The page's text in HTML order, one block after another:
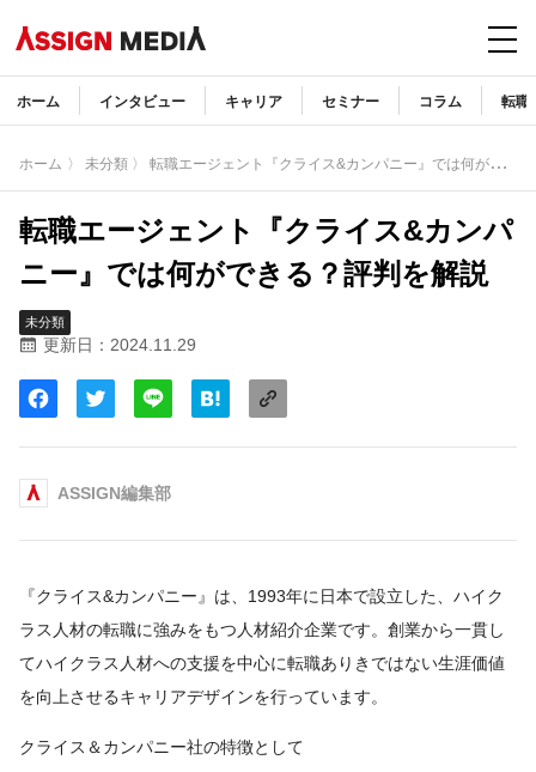
ホーム インタビュー キャリア セミナー コラム 転職
ホーム 〉 未分類 〉
転職エージェント『クライス&カンパニー』では何ができる？評判を解説
転職エージェント『クライス&カンパ
ニー』では何ができる？評判を解説
未分類
更新日：2024.11.29
ASSIGN編集部
『クライス&カンパニー』は、1993年に日本で設立した、ハイク
ラス人材の転職に強みをもつ人材紹介企業です。創業から一貫し
てハイクラス人材への支援を中心に転職ありきではない生涯価値
を向上させるキャリアデザインを行っています。
クライス＆カンパニー社の特徴として